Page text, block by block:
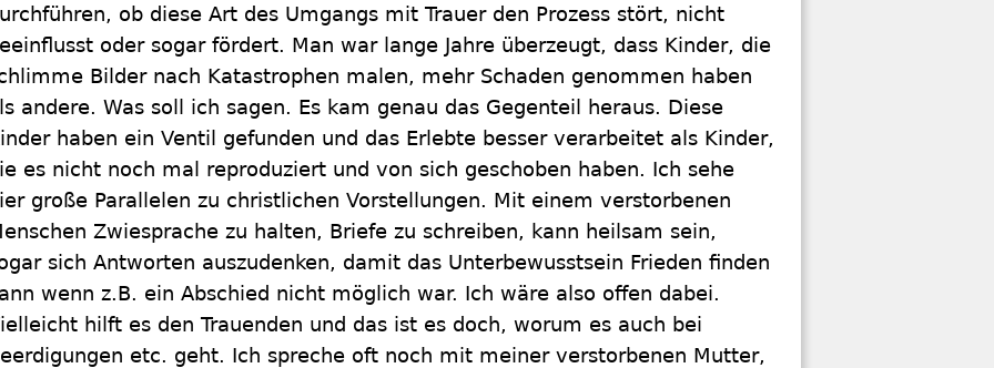
ob diese Art des Umgangs mit Trauer den Prozess stört, nicht
oder sogar fördert. Man war lange Jahre überzeugt, dass Kinder, die
Bilder nach Katastrophen malen, mehr Schaden genommen haben
andere. Was soll ich sagen. Es kam genau das Gegenteil heraus. Diese
haben ein Ventil gefunden und das Erlebte besser verarbeitet als Kinder,
es nicht noch mal reproduziert und von sich geschoben haben. Ich sehe
große Parallelen zu christlichen Vorstellungen. Mit einem verstorbenen
Zwiesprache zu halten, Briefe zu schreiben, kann heilsam sein,
sich Antworten auszudenken, damit das Unterbewusstsein Frieden finden
wenn z.B. ein Abschied nicht möglich war. Ich wäre also offen dabei.
hilft es den Trauenden und das ist es doch, worum es auch bei
etc. geht. Ich spreche oft noch mit meiner verstorbenen Mutter,